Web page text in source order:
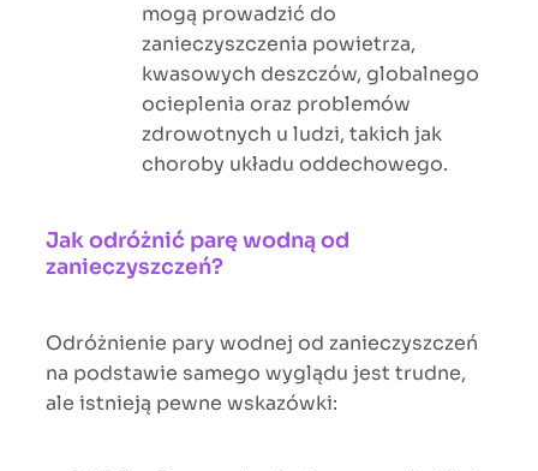
mogą prowadzić do
zanieczyszczenia powietrza,
kwasowych deszczów, globalnego
ocieplenia oraz problemów
zdrowotnych u ludzi, takich jak
choroby układu oddechowego.
Jak odróżnić parę wodną od
zanieczyszczeń?
Odróżnienie pary wodnej od zanieczyszczeń
na podstawie samego wyglądu jest trudne,
ale istnieją pewne wskazówki: